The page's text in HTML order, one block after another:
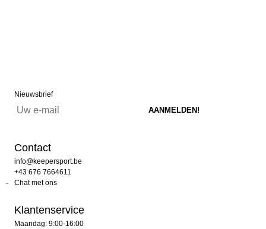
Nieuwsbrief
Contact
info@keepersport.be
+43 676 7664611
Chat met ons
Klantenservice
Maandag: 9:00-16:00